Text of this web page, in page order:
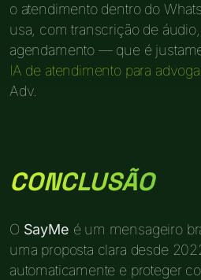
o atendimento dentro do
usa, com transcrição de
agendamento — que é
IA de atendimento para
Adv.
CONCLUSÃO
O SayMe é um mensageiro
uma proposta clara desde
automaticamente e proteger